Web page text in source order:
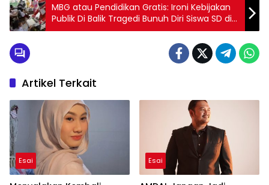
MBG atau Pendidikan Gratis: Ironi Kebijakan
Publik Di Balik Tragedi Bunuh Diri Siswa SD di
NTT
Artikel Terkait
Esai Esai